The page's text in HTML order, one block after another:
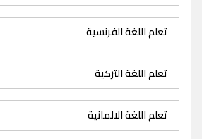
تعلم اللغة الفرنسية
تعلم اللغة التركية
تعلم اللغة الالمانية